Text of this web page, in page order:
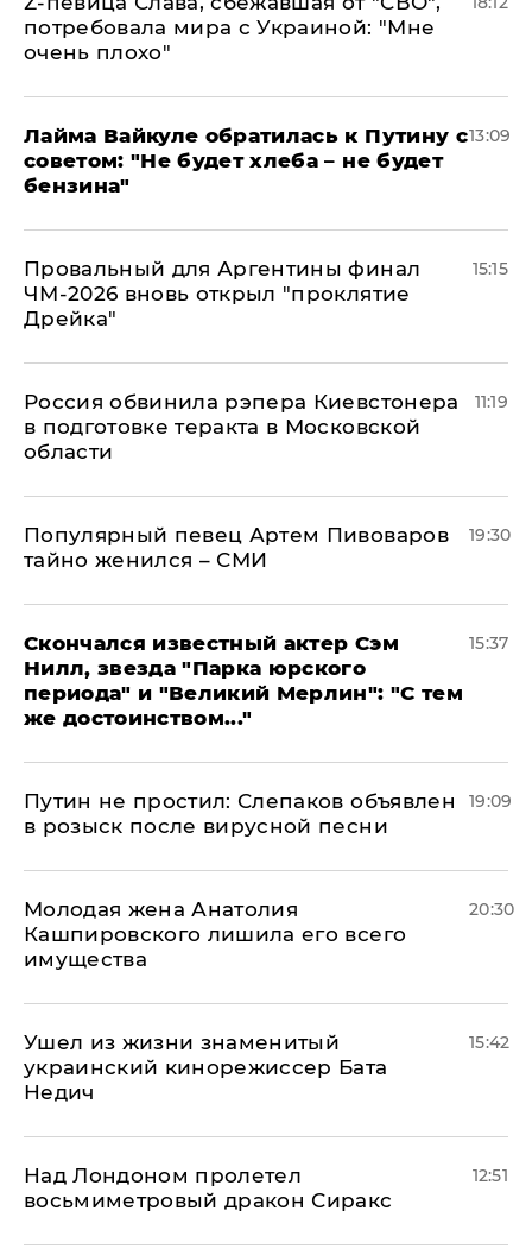
потребовала мира с Украиной: "Мне
очень плохо"
Лайма Вайкуле обратилась к Путину с
советом: "Не будет хлеба – не будет
бензина"
13:09
Провальный для Аргентины финал
ЧМ-2026 вновь открыл "проклятие
Дрейка"
15:15
Россия обвинила рэпера Киевстонера
в подготовке теракта в Московской
области
11:19
Популярный певец Артем Пивоваров
тайно женился – СМИ
19:30
Скончался известный актер Сэм
Нилл, звезда "Парка юрского
периода" и "Великий Мерлин": "С тем
же достоинством..."
15:37
Путин не простил: Слепаков объявлен
в розыск после вирусной песни
19:09
Молодая жена Анатолия
Кашпировского лишила его всего
имущества
20:30
Ушел из жизни знаменитый
украинский кинорежиссер Бата
Недич
15:42
Над Лондоном пролетел
восьмиметровый дракон Сиракс
12:51